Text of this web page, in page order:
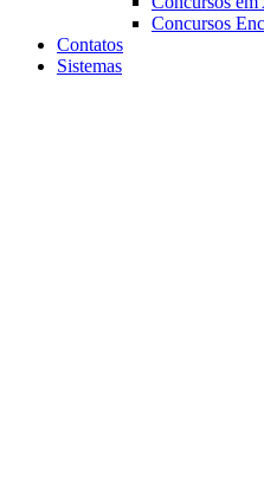
Concursos
Contatos
Sistemas